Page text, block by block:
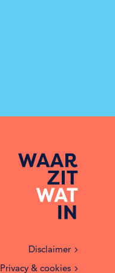
Disclaimer
Privacy & cookies